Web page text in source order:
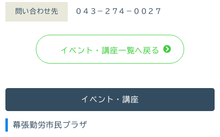
問い合わせ先 ０４３－２７４－００２７
イベント・講座⼀覧へ戻る
イベント・講座
幕張勤労市民プラザ